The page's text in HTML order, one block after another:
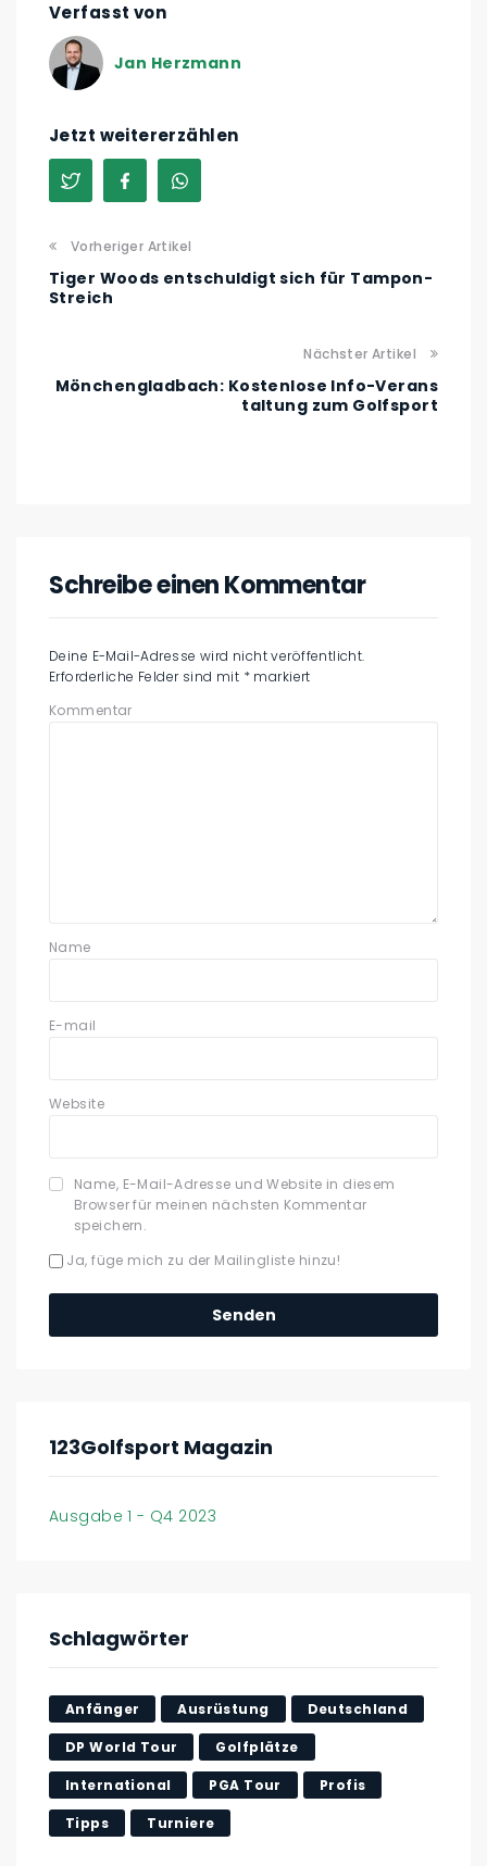
Verfasst von
Jan Herzmann
Jetzt weitererzählen
Vorheriger Artikel
Tiger Woods entschuldigt sich für Tampon-
Streich
Nächster Artikel
Mönchengladbach: Kostenlose Info-Verans
taltung zum Golfsport
Schreibe einen Kommentar
Deine E-Mail-Adresse wird nicht veröffentlicht.
Erforderliche Felder sind mit * markiert
Kommentar
Name
E-mail
Website
Name, E-Mail-Adresse und Website in diesem
Browser für meinen nächsten Kommentar
speichern.
Ja, füge mich zu der Mailingliste hinzu!
123Golfsport Magazin
Ausgabe 1 - Q4 2023
Schlagwörter
Anfänger Ausrüstung Deutschland
DP World Tour Golfplätze
International PGA Tour Profis
Tipps Turniere